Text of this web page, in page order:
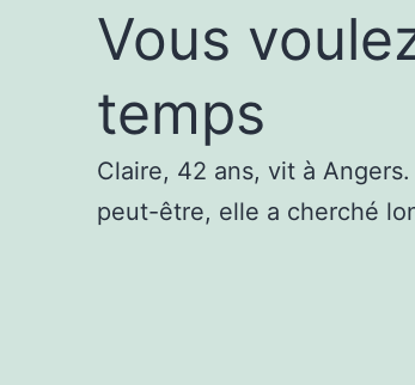
Vous
temps
Claire, 42 ans, vit à
peut-être, elle a cherché